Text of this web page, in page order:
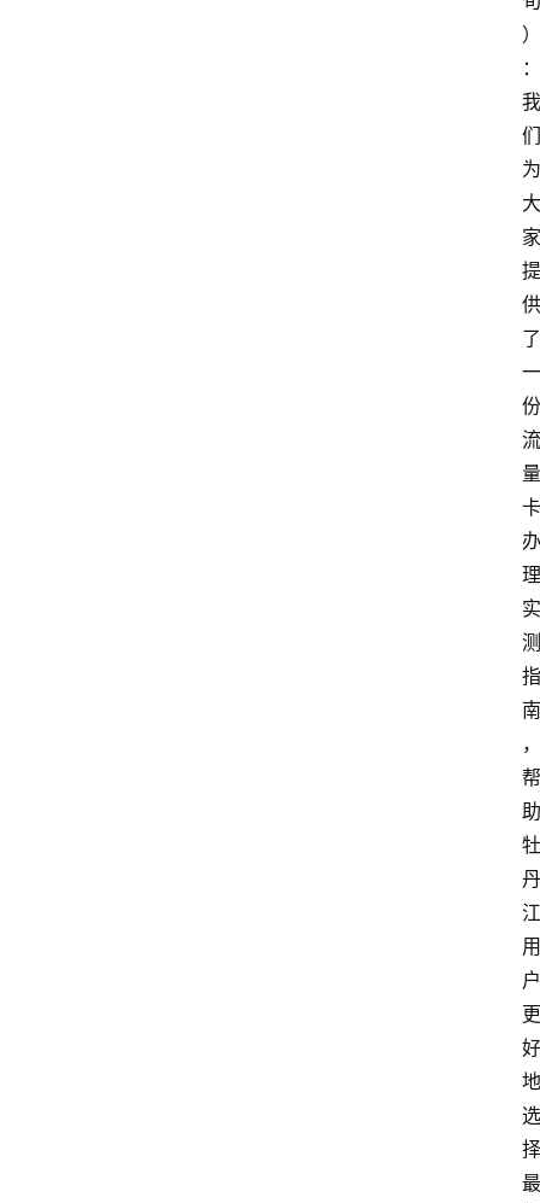
）
：
我
们
为
大
家
提
供
了
一
份
流
量
卡
办
理
实
测
指
南
，
帮
助
牡
丹
江
用
户
更
好
地
选
择
最